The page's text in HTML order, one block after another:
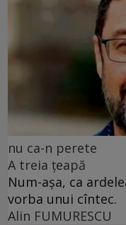
nu ca-n perete
A treia țeapă
Num-așa, ca
vorba unui cîntec.
Alin FUMURESCU